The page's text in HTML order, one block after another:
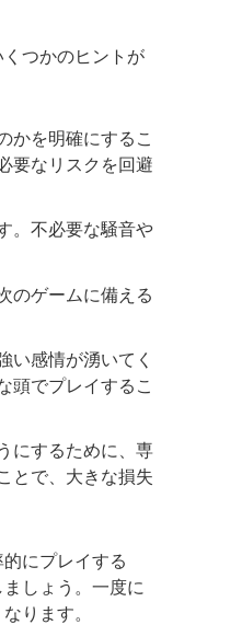
つかのヒントが
かを明確にするこ
要なリスクを回避
。不必要な騒音や
のゲームに備える
い感情が湧いてく
頭でプレイするこ
にするために、専
とで、大きな損失
にプレイする
しょう。一度に
ります。